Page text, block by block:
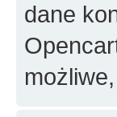
dane